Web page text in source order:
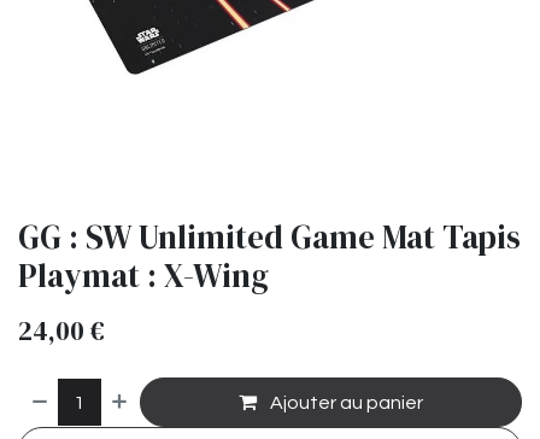
GG : SW Unlimited Game Mat Tapis
Playmat : X-Wing
24,00 €
Ajouter au panier